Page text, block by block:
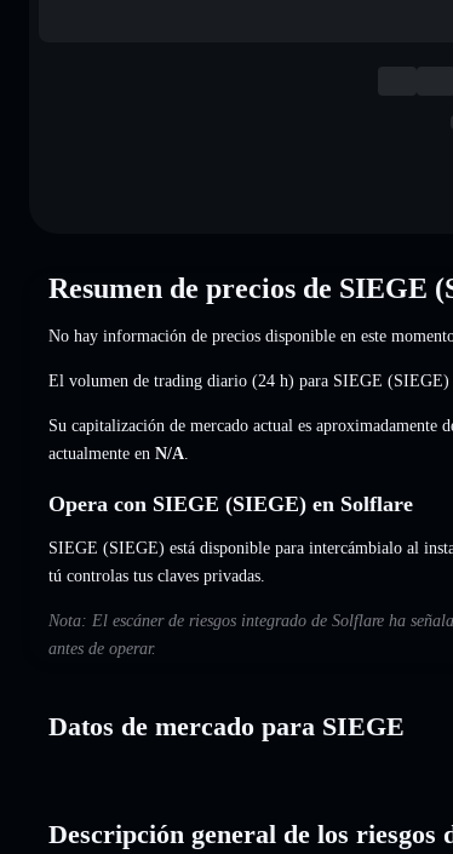
Resumen de precios de SIEGE
No hay información de precios disponible en este
El volumen de trading diario (24 h) para SIEGE (SIEGE)
Su capitalización de mercado actual es aproximadamente
actualmente en N/A
Opera con SIEGE (SIEGE) en Solflare
SIEGE (SIEGE) está disponible para intercámbialo al
tú controlas tus claves privadas.
Nota: El escáner de riesgos integrado de Solflare ha
antes de operar.
Datos de mercado para SIEGE
Descripción general de los riesgos